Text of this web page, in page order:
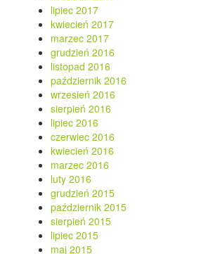
lipiec 2017
kwiecień 2017
marzec 2017
grudzień 2016
listopad 2016
październik 2016
wrzesień 2016
sierpień 2016
lipiec 2016
czerwiec 2016
kwiecień 2016
marzec 2016
luty 2016
grudzień 2015
październik 2015
sierpień 2015
lipiec 2015
maj 2015